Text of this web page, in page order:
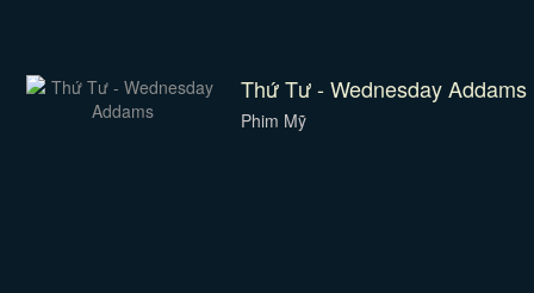
Thứ Tư - Wednesday Addams
Phim Mỹ